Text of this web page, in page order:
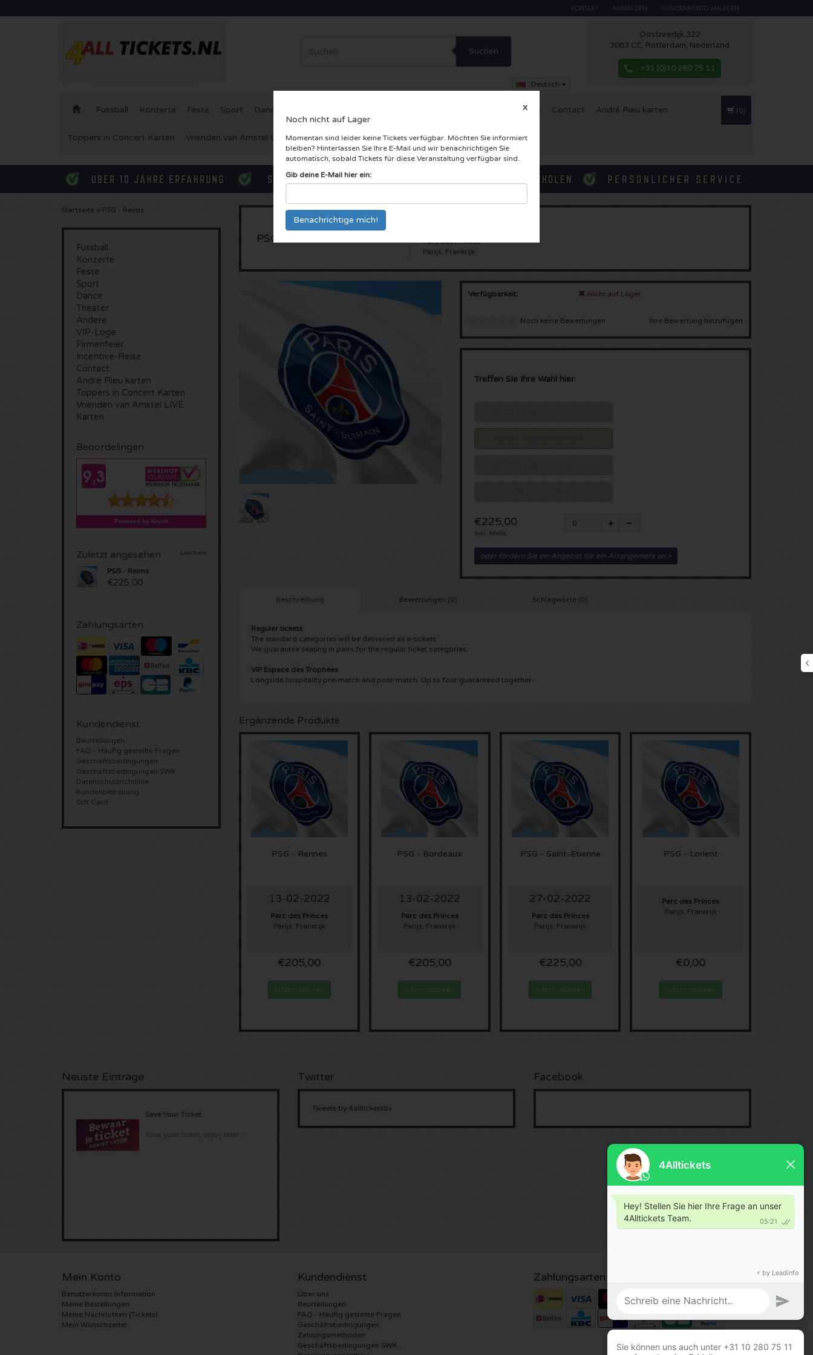
KONTAKT ANMELDEN KUNDENKONTO ANLEGEN
Suchen
Deutsch
Oostzeedijk 322
3063 CC, Rotterdam, Nederland
+31 (0)10 280 75 11
Fussball Konzerte Feste Sport Dance Incentive-Reise Contact André Rieu karten
Toppers in Concert Karten Vrienden van Amstel LIVE Karten
(0)
Noch nicht auf Lager
X
Momentan sind leider keine Tickets verfügbar. Möchten Sie informiert
bleiben? Hinterlassen Sie Ihre E-Mail und wir benachrichtigen Sie
automatisch, sobald Tickets für diese Veranstaltung verfügbar sind.
Gib deine E-Mail hier ein:
Startseite » PSG - Reims
Fussball
Konzerte
Feste
Sport
Dance
Theater
Andere
VIP-Loge
Firmenfeier
Incentive-Reise
Contact
André Rieu karten
Toppers in Concert Karten
Vrienden van Amstel LIVE
Karten
Beoordelingen
Zuletzt angesehen Löschen
PSG - Reims
€225,00
Zahlungsarten
Kundendienst
Beurteilungen
FAQ - Häufig gestellte Fragen
Geschäftsbedingungen
Geschäftsbedingungen SWK
Datenschutzrichtlinie
Kundenbetreuung
Gift Card
PSG - Reims
Parc des Princes
Parijs, Frankrijk
Verfügbarkeit: Nicht auf Lager
Noch keine Bewertungen Ihre Bewertung hinzufügen
Treffen Sie Ihre Wahl hier:
€225,00
Inkl. MwSt.
oder fordern Sie ein Angebot für ein Arrangement an >
Beschreibung Bewertungen (0) Schlagworte (0)
Regular tickets
The standard categories will be delivered as e-tickets.
We guarantee seating in pairs for the regular ticket categories.
VIP Espace des Trophées
Longside hospitality pre-match and post-match. Up to four guaranteed together.
Ergänzende Produkte
PSG - Rennes
13-02-2022
Parc des Princes
Parijs, Frankrijk
€205,00
Informationen
PSG - Bordeaux
13-02-2022
Parc des Princes
Parijs, Frankrijk
€205,00
Informationen
PSG - Saint-Etienne
27-02-2022
Parc des Princes
Parijs, Frankrijk
€225,00
Informationen
PSG - Lorient
Parc des Princes
Parijs, Frankrijk
€0,00
Informationen
Neuste Einträge
Save Your Ticket
Twitter
Tweets by 4allticketsbv
Facebook
Mein Konto
Benutzerkonto Information
Meine Bestellungen
Meine Nachrichten (Tickets)
Mein Wunschzettel
Kundendienst
Uber uns
Beurteilungen
FAQ - Häufig gestellte Fragen
Geschäftsbedingungen
Zahlungsmethoden
Geschäftsbedingungen SWK
Zahlungsarten